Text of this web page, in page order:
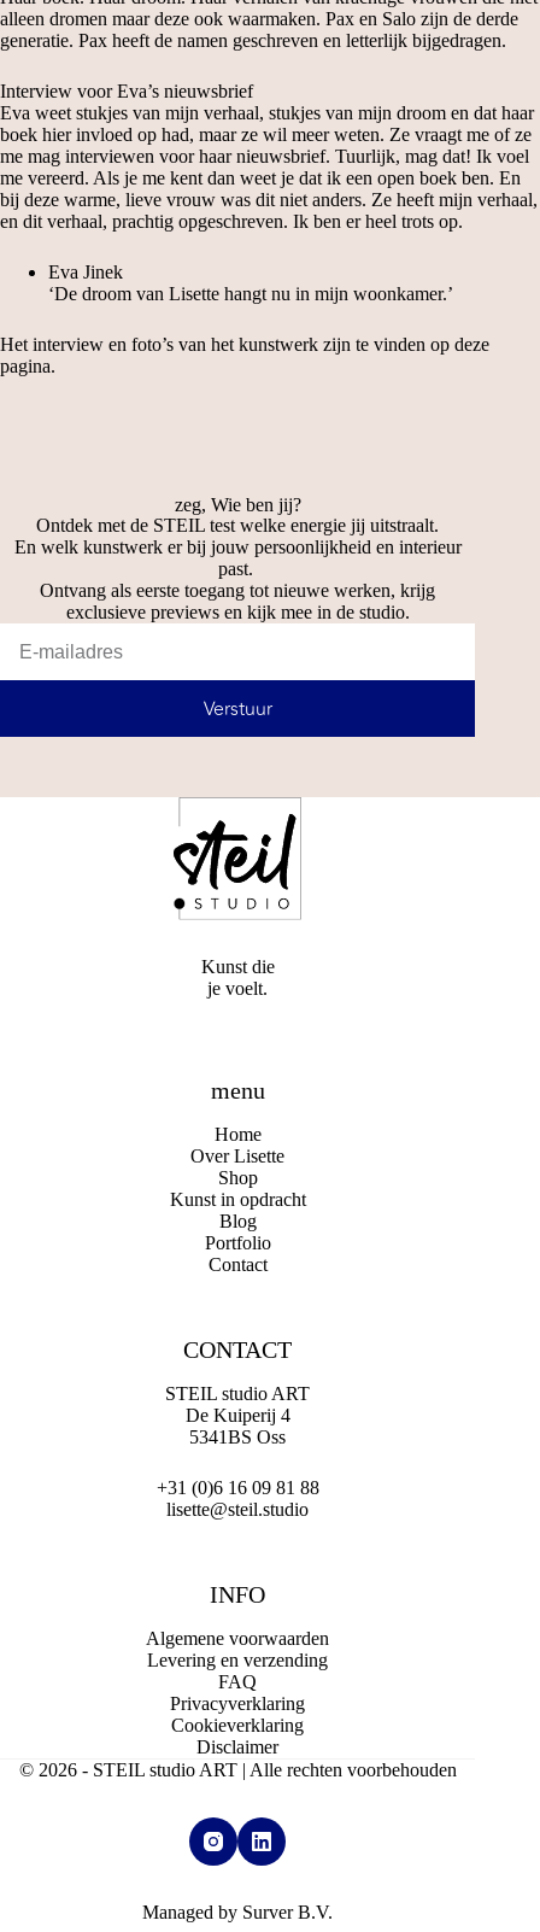
alleen dromen maar deze ook waarmaken. Pax en Salo zijn de derde
generatie. Pax heeft de namen geschreven en letterlijk bijgedragen.
Interview voor Eva’s nieuwsbrief
Eva weet stukjes van mijn verhaal, stukjes van mijn droom en dat haar
boek hier invloed op had, maar ze wil meer weten. Ze vraagt me of ze
me mag interviewen voor haar nieuwsbrief. Tuurlijk, mag dat! Ik voel
me vereerd. Als je me kent dan weet je dat ik een open boek ben. En
bij deze warme, lieve vrouw was dit niet anders. Ze heeft mijn verhaal,
en dit verhaal, prachtig opgeschreven. Ik ben er heel trots op.
Eva Jinek
‘De droom van Lisette hangt nu in mijn woonkamer.’
Het interview en foto’s van het kunstwerk zijn te vinden op deze
pagina.
zeg, Wie ben jij?
Ontdek met de STEIL test welke energie jij uitstraalt.
En welk kunstwerk er bij jouw persoonlijkheid en interieur
past.
Ontvang als eerste toegang tot nieuwe werken, krijg
exclusieve previews en kijk mee in de studio.
Verstuur
Kunst die
je voelt.
menu
Home
Over Lisette
Shop
Kunst in opdracht
Blog
Portfolio
Contact
CONTACT
STEIL studio ART
De Kuiperij 4
5341BS Oss
+31 (0)6 16 09 81 88
lisette@steil.studio
INFO
Algemene voorwaarden
Levering en verzending
FAQ
Privacyverklaring
Cookieverklaring
Disclaimer
© 2026 - STEIL studio ART | Alle rechten voorbehouden
Managed by Surver B.V.